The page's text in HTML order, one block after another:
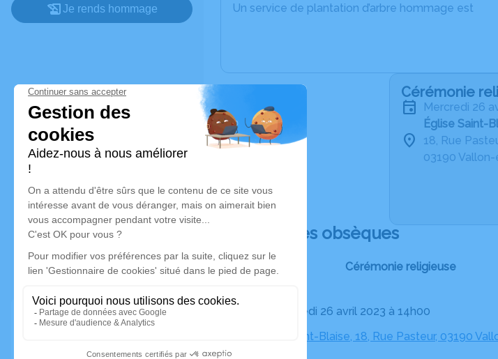
Je rends hommage Un service de plantation d’arbre hommage est
Cérémonie
mercredi 26
Église Saint-
18, Rue
03190
Déroulé des obsèques
Cérémonie religieuse
Le mercredi 26 avril 2023 à 14h00
Église Saint-Blaise, 18, Rue Pasteur, 03190